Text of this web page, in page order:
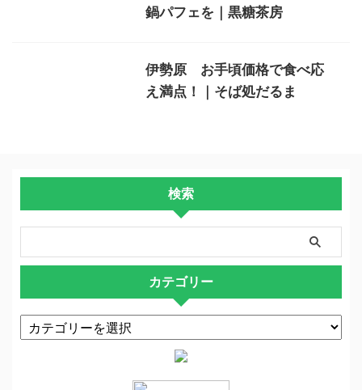
鍋パフェを｜黒糖茶房
伊勢原 お手頃価格で食べ応
え満点！｜そば処だるま
検索
カテゴリー